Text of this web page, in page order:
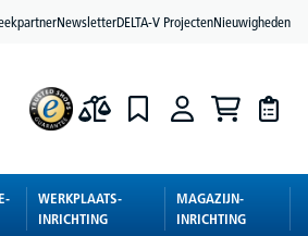
NewsletterDELTA-V ProjectenNieuwigheden
WERKPLAATS-
INRICHTING
MAGAZIJN-
INRICHTING